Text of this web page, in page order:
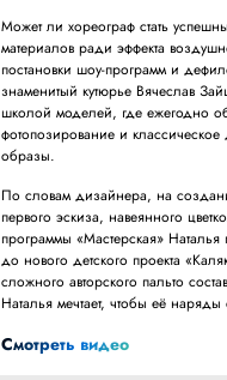
Может ли хореограф стать
материалов ради эффекта
постановки шоу-программ и
знаменитый кутюрье Вячеслав
школой моделей, где ежегодно
фотопозирование и
образы.
По словам дизайнера, на
первого эскиза, навеянного
программы «Мастерская»
до нового детского проекта
сложного авторского пальто
Наталья мечтает, чтобы её
Смотреть видео